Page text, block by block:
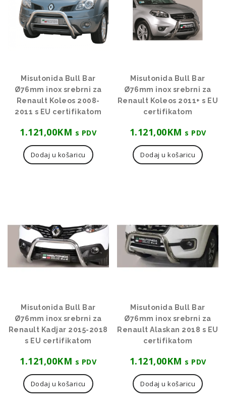
Misutonida Bull Bar
Ø76mm inox srebrni za
Renault Koleos 2008-
2011 s EU certifikatom
1.121,00KM s PDV
Dodaj u košaricu
Misutonida Bull Bar
Ø76mm inox srebrni za
Renault Koleos 2011+ s EU
certifikatom
1.121,00KM s PDV
Dodaj u košaricu
Misutonida Bull Bar
Ø76mm inox srebrni za
Renault Kadjar 2015-2018
s EU certifikatom
1.121,00KM s PDV
Dodaj u košaricu
Misutonida Bull Bar
Ø76mm inox srebrni za
Renault Alaskan 2018 s EU
certifikatom
1.121,00KM s PDV
Dodaj u košaricu